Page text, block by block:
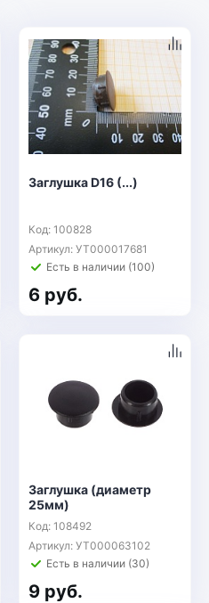
Заглушка D16 (...)
Код: 100828
Артикул: УТ000017681
Есть в наличии (100)
6 руб.
Заглушка (диаметр
25мм)
Код: 108492
Артикул: УТ000063102
Есть в наличии (30)
9 руб.